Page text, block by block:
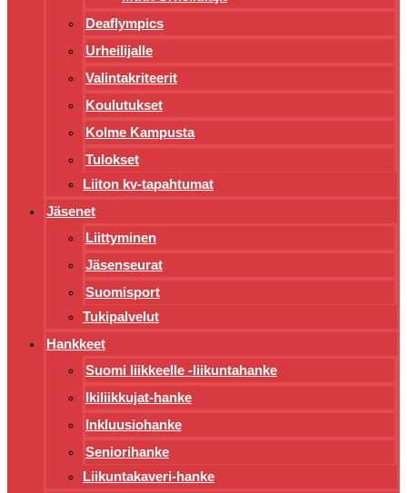
Deaflympics
Urheilijalle
Valintakriteerit
Koulutukset
Kolme Kampusta
Tulokset
Liiton kv-tapahtumat
Jäsenet
Liittyminen
Jäsenseurat
Suomisport
Tukipalvelut
Hankkeet
Suomi liikkeelle -liikuntahanke
Ikiliikkujat-hanke
Inkluusiohanke
Seniorihanke
Liikuntakaveri-hanke